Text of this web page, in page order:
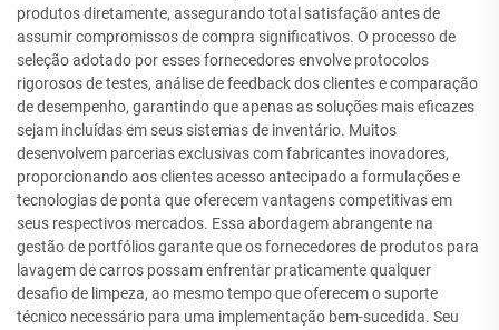
produtos diretamente, assegurando total satisfação antes de
assumir compromissos de compra significativos. O processo de
seleção adotado por esses fornecedores envolve protocolos
rigorosos de testes, análise de feedback dos clientes e comparação
de desempenho, garantindo que apenas as soluções mais eficazes
sejam incluídas em seus sistemas de inventário. Muitos
desenvolvem parcerias exclusivas com fabricantes inovadores,
proporcionando aos clientes acesso antecipado a formulações e
tecnologias de ponta que oferecem vantagens competitivas em
seus respectivos mercados. Essa abordagem abrangente na
gestão de portfólios garante que os fornecedores de produtos para
lavagem de carros possam enfrentar praticamente qualquer
desafio de limpeza, ao mesmo tempo que oferecem o suporte
técnico necessário para uma implementação bem-sucedida. Seu